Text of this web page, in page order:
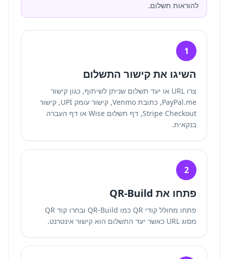
להוראות תשלום.
1
השיגו את קישור התשלום
צרו URL או יעד תשלום שניתן לשיתוף, כגון קישור
PayPal.me, כתובת Venmo, קישור עומק UPI, קישור
Stripe Checkout, דף תשלום Wise או דף העברה
בנקאית.
2
פתחו את QR-Build
פתחו מחולל קודי QR
כמו QR-Build ובחרו קוד QR
מסוג URL כאשר יעד התשלום הוא קישור אינטרנט.